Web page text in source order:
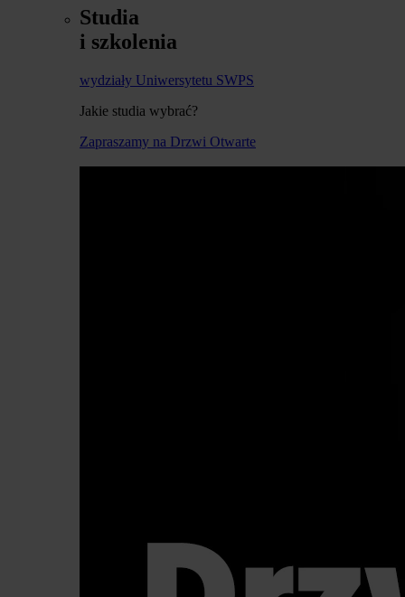
Studia
i szkolenia
wydziały Uniwersytetu SWPS
Jakie studia wybrać?
Zapraszamy na Drzwi Otwarte